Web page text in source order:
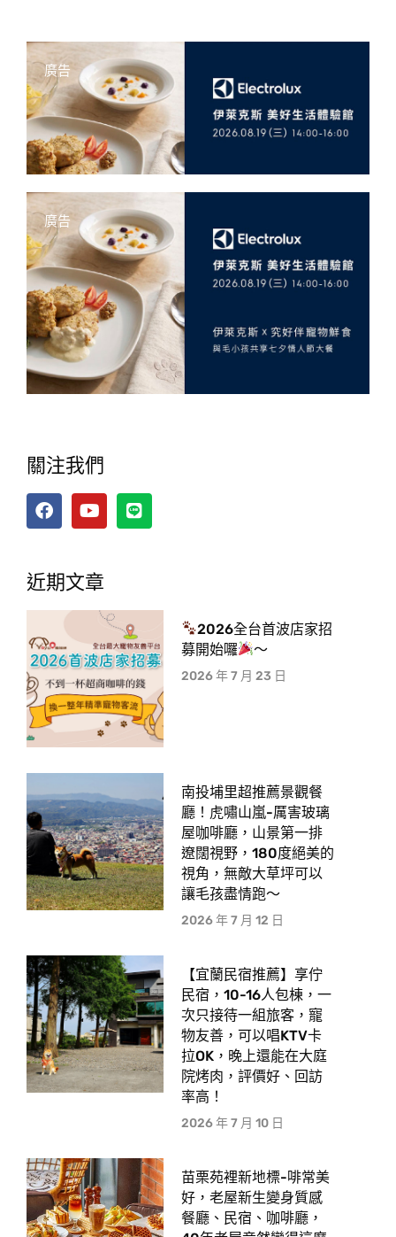
廣告
廣告
關注我們
近期文章
2026全台首波店家招
募開始囉
～
2026 年 7 月 23 日
南投埔里超推薦景觀餐
廳！虎嘯山嵐-厲害玻璃
屋咖啡廳，山景第一排
遼闊視野，180度絕美的
視角，無敵大草坪可以
讓毛孩盡情跑〜
2026 年 7 月 12 日
【宜蘭民宿推薦】享佇
民宿，10-16人包棟，一
次只接待一組旅客，寵
物友善，可以唱KTV卡
拉OK，晚上還能在大庭
院烤肉，評價好、回訪
率高！
2026 年 7 月 10 日
苗栗苑裡新地標-啡常美
好，老屋新生變身質感
餐廳、民宿、咖啡廳，